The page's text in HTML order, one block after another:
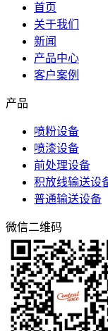
首页
关于我们
新闻
产品中心
客户案例
产品
喷粉设备
喷漆设备
前处理设备
积放线输送设
普通输送设备
微信二维码